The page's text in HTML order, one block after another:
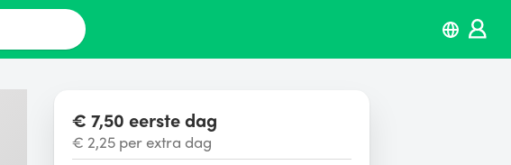
€ 7,50 eerste dag
€ 2,25 per extra dag